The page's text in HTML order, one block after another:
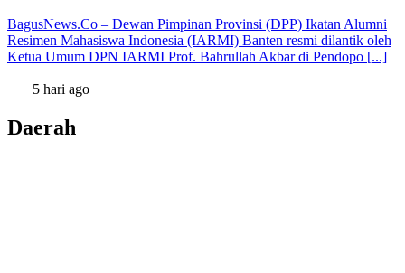
BagusNews.Co – Dewan Pimpinan Provinsi (DPP) Ikatan Alumni
Resimen Mahasiswa Indonesia (IARMI) Banten resmi dilantik oleh
Ketua Umum DPN IARMI Prof. Bahrullah Akbar di Pendopo [...]
5 hari ago
Daerah